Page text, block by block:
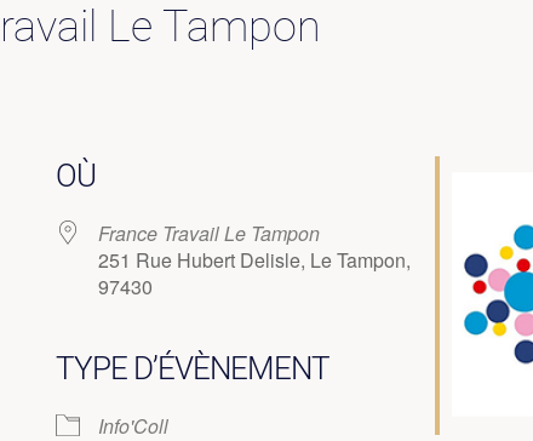
Le Tampon
OÙ
France Travail Le Tampon
251 Rue Hubert Delisle, Le Tampon,
97430
TYPE D’ÉVÈNEMENT
Info'Coll